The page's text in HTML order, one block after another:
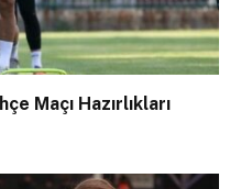
Maçı Hazırlıkları